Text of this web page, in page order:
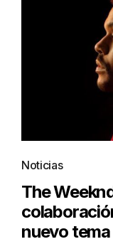
Noticias
The
nuevo